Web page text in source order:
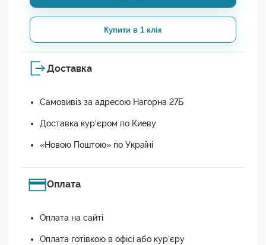
Купити в 1 клік
Доставка
Самовивіз за адресою Нагорна 27Б
Доставка кур'єром по Киеву
«Новою Поштою» по Україні
Оплата
Оплата на сайті
Оплата готівкою в офісі або кур'єру